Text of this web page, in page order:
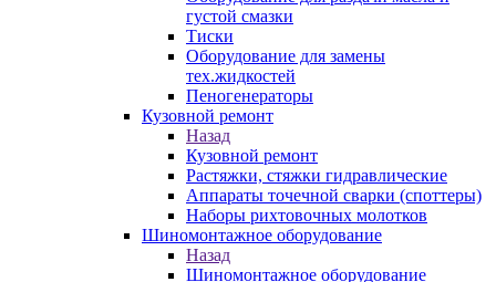
густой смазки
Тиски
Оборудование для замены
тех.жидкостей
Пеногенераторы
Кузовной ремонт
Назад
Кузовной ремонт
Растяжки, стяжки гидравлические
Аппараты точечной сварки (споттеры)
Наборы рихтовочных молотков
Шиномонтажное оборудование
Назад
Шиномонтажное оборудование